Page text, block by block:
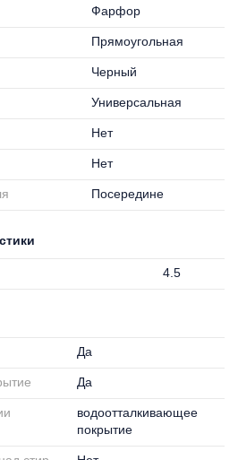
Фарфор
Прямоугольная
Черный
Универсальная
Нет
Нет
Посередине
4.5
Да
Да
водоотталкивающее
покрытие